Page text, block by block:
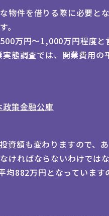
物件を借りる際に必要と
。
万円～1,000万円程度と
態調査では、開業費用
策金融公庫
資額も変わりますので、
ければならないわけでは
均882万円となっていま